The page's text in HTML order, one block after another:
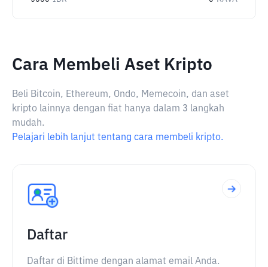
Cara Membeli Aset Kripto
Beli Bitcoin, Ethereum, Ondo, Memecoin, dan aset
kripto lainnya dengan fiat hanya dalam 3 langkah
mudah.
Pelajari lebih lanjut tentang cara membeli kripto.
Daftar
Daftar di Bittime dengan alamat email Anda.